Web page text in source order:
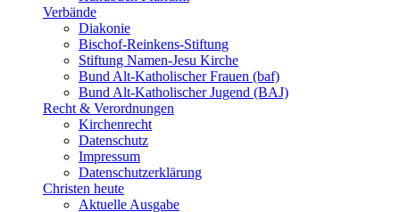
Verbände
Diakonie
Bischof-Reinkens-Stiftung
Stiftung Namen-Jesu Kirche
Bund Alt-Katholischer Frauen (baf)
Bund Alt-Katholischer Jugend (BAJ)
Recht & Verordnungen
Kirchenrecht
Datenschutz
Impressum
Datenschutzerklärung
Christen heute
Aktuelle Ausgabe